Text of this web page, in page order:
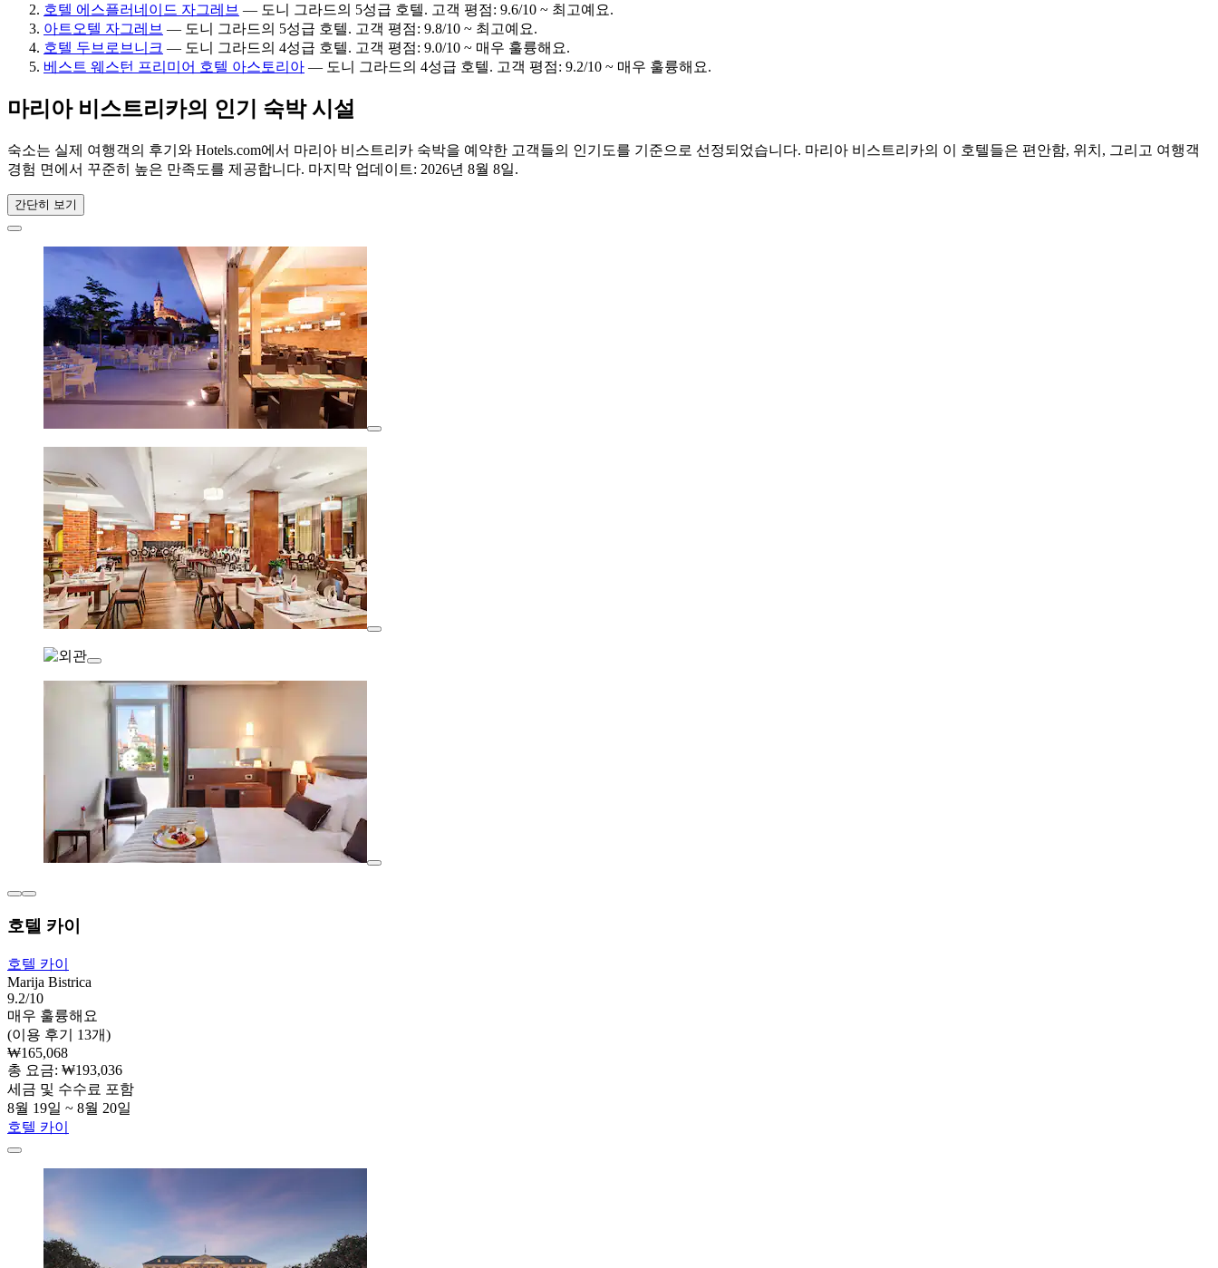
호텔 에스플러네이드 자그레브 — 도니 그라드의 5성급 호텔. 고객 평점: 9.6/10 ~ 최고예요.
아트오텔 자그레브 — 도니 그라드의 5성급 호텔. 고객 평점: 9.8/10 ~ 최고예요.
호텔 두브로브니크 — 도니 그라드의 4성급 호텔. 고객 평점: 9.0/10 ~ 매우 훌륭해요.
베스트 웨스턴 프리미어 호텔 아스토리아 — 도니 그라드의 4성급 호텔. 고객 평점: 9.2/10 ~ 매우 훌륭해요.
마리아 비스트리카의 인기 숙박 시설
숙소는 실제 여행객의 후기와 Hotels.com에서 마리아 비스트리카 숙박을 예약한 고객들의 인기도를 기준으로 선정되었습니다. 마리아 비스트리카의 이 호텔들은 편안함, 위치, 그리고 여행객
경험 면에서 꾸준히 높은 만족도를 제공합니다. 마지막 업데이트: 2026년 8월 8일.
간단히 보기
호텔 카이
호텔 카이
Marija Bistrica
9.2/10
매우 훌륭해요
(이용 후기 13개)
₩165,068
총 요금: ₩193,036
세금 및 수수료 포함
8월 19일 ~ 8월 20일
호텔 카이